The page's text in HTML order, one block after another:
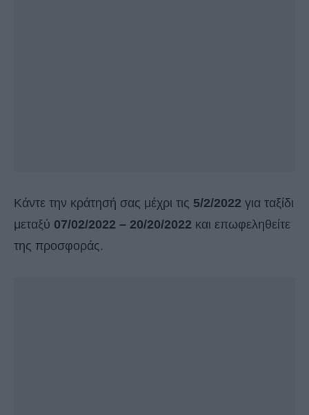
Κάντε την κράτησή σας μέχρι τις 5/2/2022 για ταξίδι
μεταξύ 07/02/2022 – 20/20/2022 και επωφεληθείτε
της προσφοράς.